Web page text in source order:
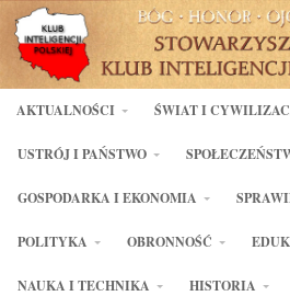
AKTUALNOŚCI ŚWIAT I
USTRÓJ I PAŃSTWO
GOSPODARKA I EKONOMIA
POLITYKA OBRONNOŚĆ
NAUKA I TECHNIKA HISTORIA